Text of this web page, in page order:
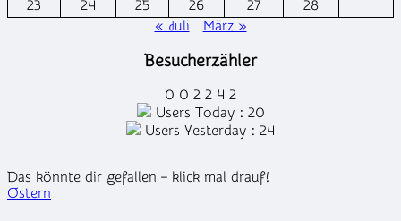
23
24 25 26 27
28
« Juli
März »
Besucherzähler
0 0 2 2 4 2
Users Today : 20
Users Yesterday : 24
Das könnte dir gefallen – klick mal drauf!
Posted
Ostern